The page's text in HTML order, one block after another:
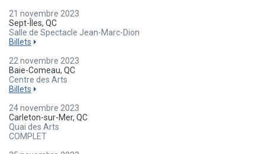
21 novembre 2023
Sept-Îles, QC
Salle de Spectacle Jean-Marc-Dion
Billets
22 novembre 2023
Baie-Comeau, QC
Centre des Arts
Billets
24 novembre 2023
Carleton-sur-Mer, QC
Quai des Arts
COMPLET